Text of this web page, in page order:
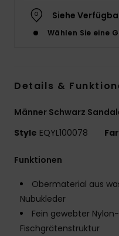
Siehe
Wählen Sie eine
Details &
Männer Schwarz
Style EQYL100078
Funktionen
Obermaterial aus
Nubukleder
Fein gewebter
Fischgrätenstruktur